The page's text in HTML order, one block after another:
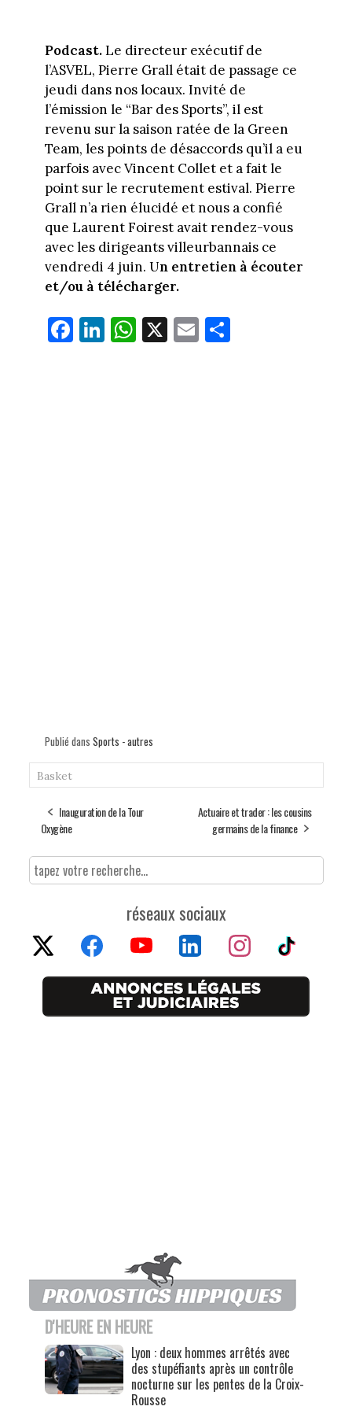
Podcast.Le directeur exécutif de
l’ASVEL, Pierre Grall était de passage ce
jeudi dans nos locaux. Invité de
l’émission le “Bar des Sports”, il est
revenu sur la saison ratée de la Green
Team, les points de désaccords qu’il a eu
parfois avec Vincent Collet et a fait le
point sur le recrutement estival. Pierre
Grall n’a rien élucidé et nous a confié
que Laurent Foirest avait rendez-vous
avec les dirigeants villeurbannais ce
vendredi 4 juin. Un entretien à écouter
et/ou à télécharger.
Fa
ce
Li
nk
W
ha
X E
m
Pa
Publié dans Sports - autres
Basket
Inauguration de la Tour
Oxygène
Actuaire et trader : les cousins
germains de la finance
réseaux sociaux
D'HEURE EN HEURE
Lyon : deux hommes arrêtés avec
des stupéfiants après un contrôle
nocturne sur les pentes de la Croix-
Rousse